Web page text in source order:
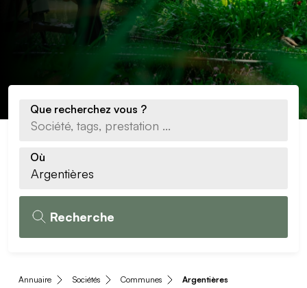
Que recherchez vous ?
Où
Recherche
Annuaire Sociétés Communes Argentières